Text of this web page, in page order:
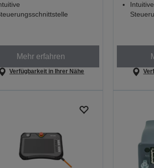
Mehr erfahren
Verfügbarkeit in Ihrer Nähe
Intuitive